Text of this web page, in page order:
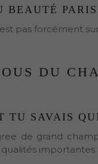
BEAUTÉ
pas forcément
DU
TU SAVAIS
de grand
importantes